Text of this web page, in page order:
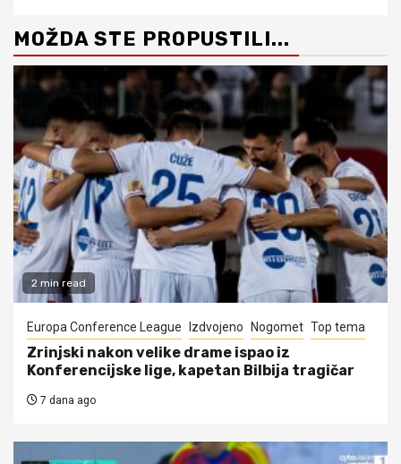
MOŽDA STE PROPUSTILI...
2 min read
Europa Conference League Izdvojeno Nogomet Top tema
Zrinjski nakon velike drame ispao iz
Konferencijske lige, kapetan Bilbija tragičar
7 dana ago